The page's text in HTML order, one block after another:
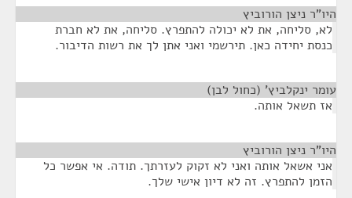
היו"ר ניצן הורוביץ
לא, סליחה, את לא יכולה להתפרץ. סליחה, את לא חברת
כנסת יחידה כאן. תירשמי ואני אתן לך את רשות הדיבור.
עומר ינקלביץ' (כחול לבן)
אז תשאל אותה.
היו"ר ניצן הורוביץ
אני אשאל אותה ואני לא זקוק לעזרתך. תודה. אי אפשר כל
הזמן להתפרץ. זה לא דיון אישי שלך.